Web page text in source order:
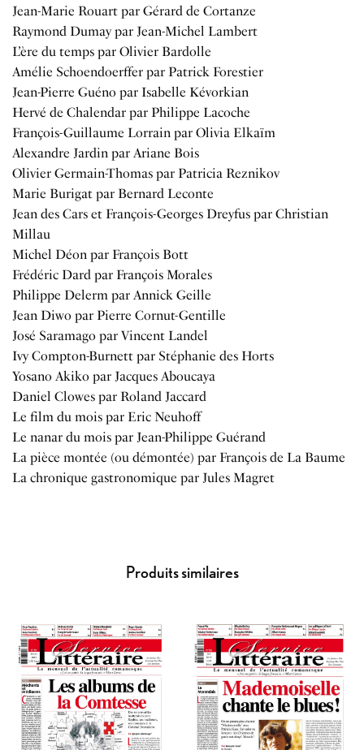
Jean-Marie Rouart par Gérard de Cortanze
Raymond Dumay par Jean-Michel Lambert
L’ère du temps par Olivier Bardolle
Amélie Schoendoerffer par Patrick Forestier
Jean-Pierre Guéno par Isabelle Kévorkian
Hervé de Chalendar par Philippe Lacoche
François-Guillaume Lorrain par Olivia Elkaïm
Alexandre Jardin par Ariane Bois
Olivier Germain-Thomas par Patricia Reznikov
Marie Burigat par Bernard Leconte
Jean des Cars et François-Georges Dreyfus par Christian
Millau
Michel Déon par François Bott
Frédéric Dard par François Morales
Philippe Delerm par Annick Geille
Jean Diwo par Pierre Cornut-Gentille
José Saramago par Vincent Landel
Ivy Compton-Burnett par Stéphanie des Horts
Yosano Akiko par Jacques Aboucaya
Daniel Clowes par Roland Jaccard
Le film du mois par Eric Neuhoff
Le nanar du mois par Jean-Philippe Guérand
La pièce montée (ou démontée) par François de La Baume
La chronique gastronomique par Jules Magret
Produits similaires